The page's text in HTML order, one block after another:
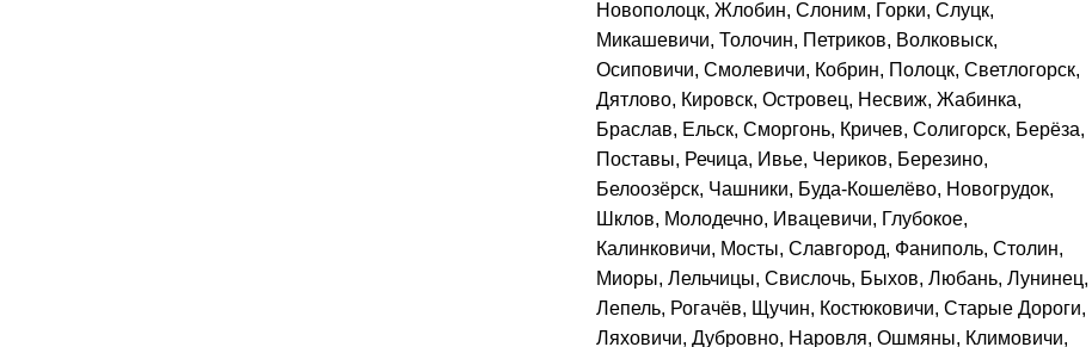
Новополоцк, Жлобин, Слоним, Горки, Слуцк,
Микашевичи, Толочин, Петриков, Волковыск,
Осиповичи, Смолевичи, Кобрин, Полоцк, Светлогорск,
Дятлово, Кировск, Островец, Несвиж, Жабинка,
Браслав, Ельск, Сморгонь, Кричев, Солигорск, Берёза,
Поставы, Речица, Ивье, Чериков, Березино,
Белоозёрск, Чашники, Буда-Кошелёво, Новогрудок,
Шклов, Молодечно, Ивацевичи, Глубокое,
Калинковичи, Мосты, Славгород, Фаниполь, Столин,
Миоры, Лельчицы, Свислочь, Быхов, Любань, Лунинец,
Лепель, Рогачёв, Щучин, Костюковичи, Старые Дороги,
Ляховичи, Дубровно, Наровля, Ошмяны, Климовичи,